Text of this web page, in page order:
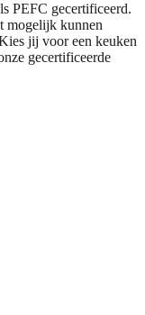
PEFC gecertificeerd.
mogelijk kunnen
jij voor een keuken
gecertificeerde